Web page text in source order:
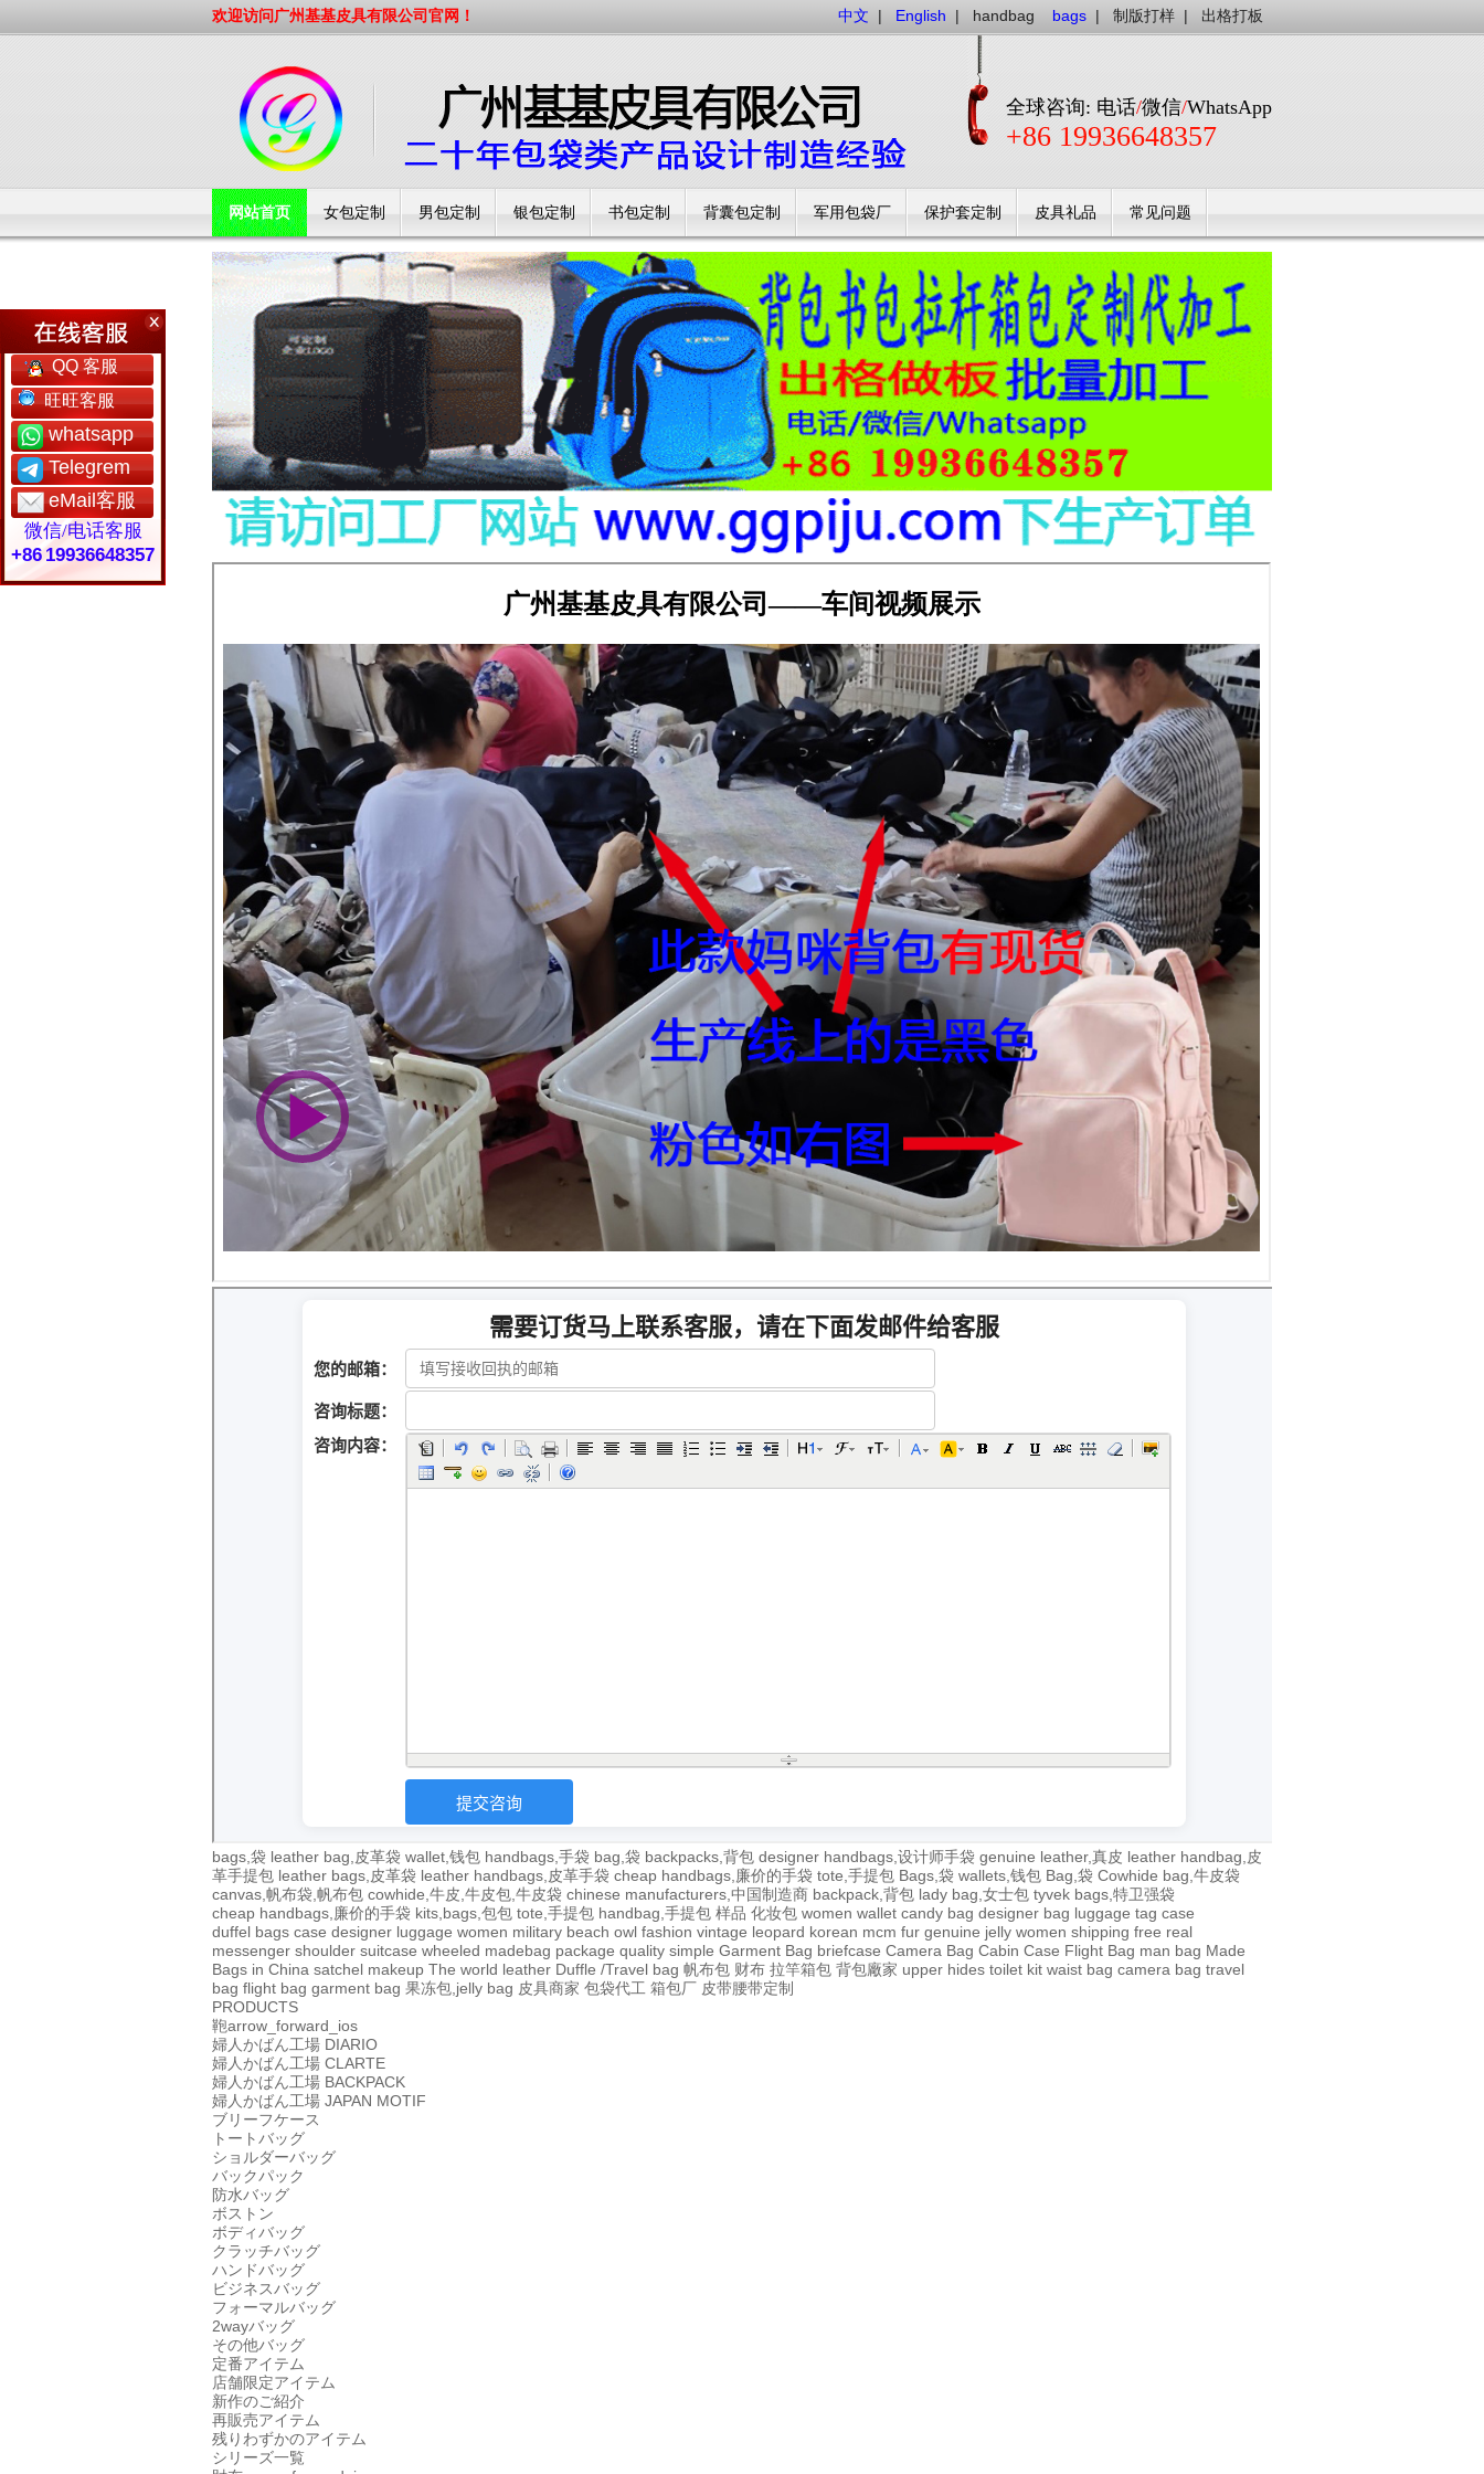
欢迎访问广州基基皮具有限公司官网！ 中文 | English | handbag bags | 制版打样 | 出格打板
全球咨询: 电话/微信/WhatsApp
+86 19936648357
网站首页 女包定制 男包定制 银包定制 书包定制 背囊包定制 军用包袋厂 保护套定制 皮具礼品 常见问题
工厂简介
bags,袋 leather bag,皮革袋 wallet,钱包 handbags,手袋 bag,袋 backpacks,背包 designer handbags,设计师手袋 genuine leather,真皮 leather handbag,皮
革手提包 leather bags,皮革袋 leather handbags,皮革手袋 cheap handbags,廉价的手袋 tote,手提包 Bags,袋 wallets,钱包 Bag,袋 Cowhide bag,牛皮袋
canvas,帆布袋,帆布包 cowhide,牛皮,牛皮包,牛皮袋 chinese manufacturers,中国制造商 backpack,背包 lady bag,女士包 tyvek bags,特卫强袋
cheap handbags,廉价的手袋 kits,bags,包包 tote,手提包 handbag,手提包 样品 化妆包 women wallet candy bag designer bag luggage tag case
duffel bags case designer luggage women military beach owl fashion vintage leopard korean mcm fur genuine jelly women shipping free real
messenger shoulder suitcase wheeled madebag package quality simple Garment Bag briefcase Camera Bag Cabin Case Flight Bag man bag Made
Bags in China satchel makeup The world leather Duffle /Travel bag 帆布包 财布 拉竿箱包 背包廠家 upper hides toilet kit waist bag camera bag travel
bag flight bag garment bag 果冻包,jelly bag 皮具商家 包袋代工 箱包厂 皮带腰带定制
PRODUCTS
鞄arrow_forward_ios
婦人かばん工場 DIARIO
婦人かばん工場 CLARTE
婦人かばん工場 BACKPACK
婦人かばん工場 JAPAN MOTIF
ブリーフケース
トートバッグ
ショルダーバッグ
バックパック
防水バッグ
ボストン
ボディバッグ
クラッチバッグ
ハンドバッグ
ビジネスバッグ
フォーマルバッグ
2wayバッグ
その他バッグ
定番アイテム
店舗限定アイテム
新作のご紹介
再販売アイテム
残りわずかのアイテム
シリーズ一覧
QQ 客服
旺旺客服
whatsapp
Telegrem
eMail客服
微信/电话客服
+86 19936648357